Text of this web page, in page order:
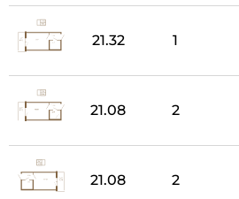
21.32 1
21.08 2
21.08 2